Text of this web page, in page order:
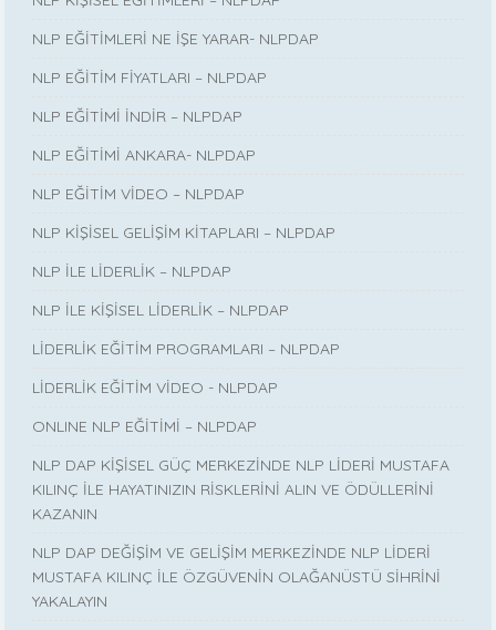
NLP EĞİTİMLERİ NE İŞE YARAR- NLPDAP
NLP EĞİTİM FİYATLARI – NLPDAP
NLP EĞİTİMİ İNDİR – NLPDAP
NLP EĞİTİMİ ANKARA- NLPDAP
NLP EĞİTİM VİDEO – NLPDAP
NLP KİŞİSEL GELİŞİM KİTAPLARI – NLPDAP
NLP İLE LİDERLİK – NLPDAP
NLP İLE KİŞİSEL LİDERLİK – NLPDAP
LİDERLİK EĞİTİM PROGRAMLARI – NLPDAP
LİDERLİK EĞİTİM VİDEO - NLPDAP
ONLINE NLP EĞİTİMİ – NLPDAP
NLP DAP KİŞİSEL GÜÇ MERKEZİNDE NLP LİDERİ MUSTAFA
KILINÇ İLE HAYATINIZIN RİSKLERİNİ ALIN VE ÖDÜLLERİNİ
KAZANIN
NLP DAP DEĞİŞİM VE GELİŞİM MERKEZİNDE NLP LİDERİ
MUSTAFA KILINÇ İLE ÖZGÜVENİN OLAĞANÜSTÜ SİHRİNİ
YAKALAYIN